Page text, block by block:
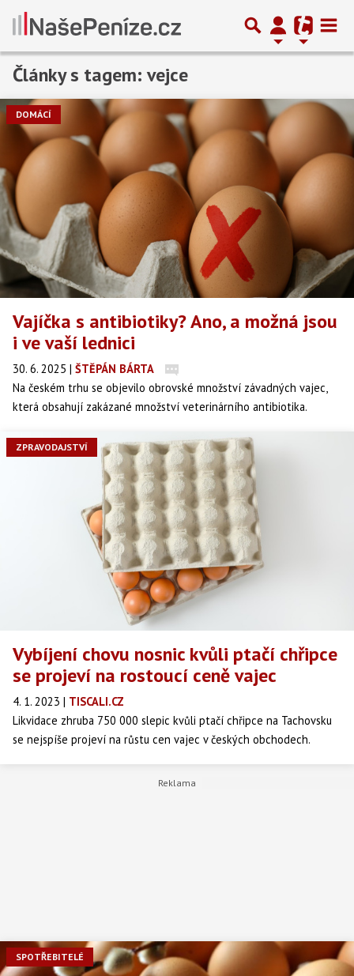
Články s tagem: vejce
DOMÁCÍ
Vajíčka s antibiotiky? Ano, a možná jsou
i ve vaší lednici
30. 6. 2025 | ŠTĚPÁN BÁRTA
Na českém trhu se objevilo obrovské množství závadných vajec,
která obsahují zakázané množství veterinárního antibiotika.
obchodů i ke koncovým zákazníkům. Pokud je máte doma, raději je
ZPRAVODAJSTVÍ
Vybíjení chovu nosnic kvůli ptačí chřipce
se projeví na rostoucí ceně vajec
4. 1. 2023 | TISCALI.CZ
Likvidace zhruba 750 000 slepic kvůli ptačí chřipce na Tachovsku
se nejspíše projeví na růstu cen vajec v českých obchodech.
600 000 vajec denně. Utracení takového množství představuje
SPOTŘEBITELÉ